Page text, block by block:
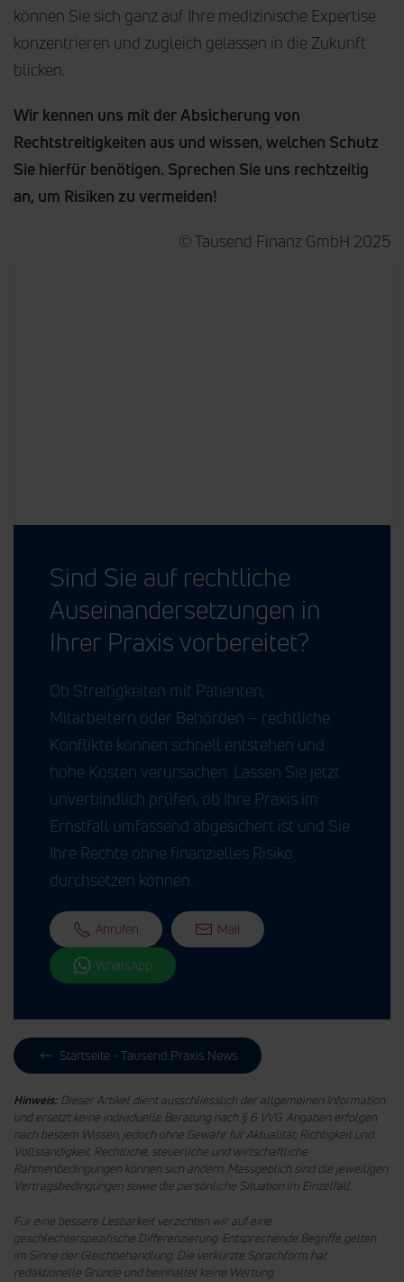
können Sie sich ganz auf Ihre medizinische Expertise
konzentrieren und zugleich gelassen in die Zukunft
blicken.
Wir kennen uns mit der Absicherung von
Rechtstreitigkeiten aus und wissen, welchen Schutz
Sie hierfür benötigen. Sprechen Sie uns rechtzeitig
an, um Risiken zu vermeiden!
© Tausend Finanz GmbH 2025
Sind Sie auf rechtliche
Auseinandersetzungen in
Ihrer Praxis vorbereitet?
Ob Streitigkeiten mit Patienten,
Mitarbeitern oder Behörden – rechtliche
Konflikte können schnell entstehen und
hohe Kosten verursachen. Lassen Sie jetzt
unverbindlich prüfen, ob Ihre Praxis im
Ernstfall umfassend abgesichert ist und Sie
Ihre Rechte ohne finanzielles Risiko
durchsetzen können.
Anrufen Mail
WhatsApp
Startseite - Tausend.Praxis.News
Hinweis: Dieser Artikel dient ausschliesslich der allgemeinen Information
und ersetzt keine individuelle Beratung nach § 6 VVG. Angaben erfolgen
nach bestem Wissen, jedoch ohne Gewähr für Aktualität, Richtigkeit und
Vollständigkeit. Rechtliche, steuerliche und wirtschaftliche
Rahmenbedingungen können sich ändern. Massgeblich sind die jeweiligen
Vertragsbedingungen sowie die persönliche Situation im Einzelfall.
Für eine bessere Lesbarkeit verzichten wir auf eine
geschlechterspezifische Differenzierung. Entsprechende Begriffe gelten
im Sinne der Gleichbehandlung. Die verkürzte Sprachform hat
redaktionelle Gründe und beinhaltet keine Wertung.